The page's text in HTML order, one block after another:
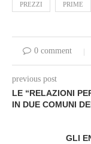
PREZZI PRIME
0 comment
previous post
LE “RELAZIONI
IN DUE COMUNI
GLI